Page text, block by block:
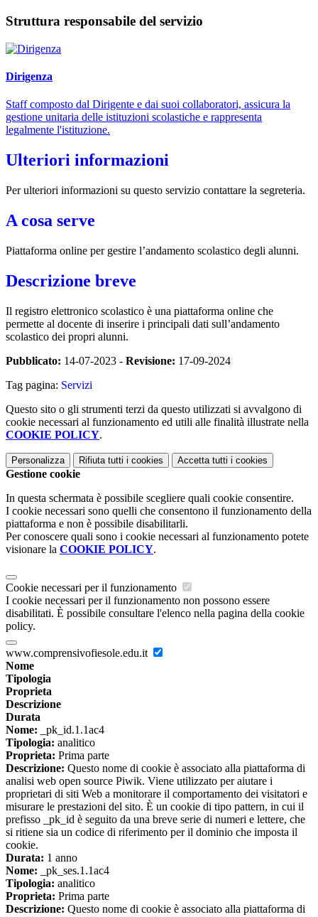
Struttura responsabile del servizio
Dirigenza
Staff composto dal Dirigente e dai suoi collaboratori, assicura la
gestione unitaria delle istituzioni scolastiche e rappresenta
legalmente l'istituzione.
Ulteriori informazioni
Per ulteriori informazioni su questo servizio contattare la segreteria.
A cosa serve
Piattaforma online per gestire l’andamento scolastico degli alunni.
Descrizione breve
Il registro elettronico scolastico è una piattaforma online che
permette al docente di inserire i principali dati sull’andamento
scolastico dei propri alunni.
Pubblicato: 14-07-2023 - Revisione: 17-09-2024
Tag pagina: Servizi
Questo sito o gli strumenti terzi da questo utilizzati si avvalgono di
cookie necessari al funzionamento ed utili alle finalità illustrate nella
COOKIE POLICY.
Personalizza Rifiuta tutti i cookies Accetta tutti i cookies
Gestione cookie
In questa schermata è possibile scegliere quali cookie consentire.
I cookie necessari sono quelli che consentono il funzionamento della
piattaforma e non è possibile disabilitarli.
Per conoscere quali sono i cookie necessari al funzionamento potete
visionare la COOKIE POLICY.
Cookie necessari per il funzionamento
I cookie necessari per il funzionamento non possono essere
disabilitati. È possibile consultare l'elenco nella pagina della cookie
policy.
www.comprensivofiesole.edu.it
Nome
Tipologia
Proprieta
Descrizione
Durata
Nome: _pk_id.1.1ac4
Tipologia: analitico
Proprieta: Prima parte
Descrizione: Questo nome di cookie è associato alla piattaforma di
analisi web open source Piwik. Viene utilizzato per aiutare i
proprietari di siti Web a monitorare il comportamento dei visitatori e
misurare le prestazioni del sito. È un cookie di tipo pattern, in cui il
prefisso _pk_id è seguito da una breve serie di numeri e lettere, che
si ritiene sia un codice di riferimento per il dominio che imposta il
cookie.
Durata: 1 anno
Nome: _pk_ses.1.1ac4
Tipologia: analitico
Proprieta: Prima parte
Descrizione: Questo nome di cookie è associato alla piattaforma di